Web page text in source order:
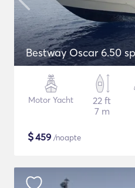
Bestway Oscar 6.50
Motor Yacht
22 ft
7 m
$459 /noapte